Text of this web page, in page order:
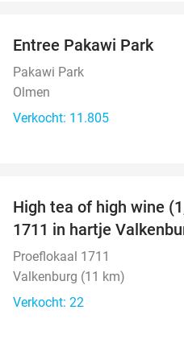
Entree Pakawi Park
Pakawi Park
Olmen
Verkocht: 11.805
High tea of high wine
1711 in hartje
Proeflokaal 1711
Valkenburg (11 km)
Verkocht: 22